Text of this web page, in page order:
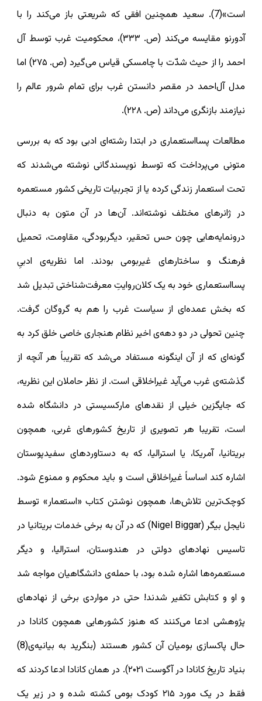
است»(7). سعید همچنین افقی که شریعتی باز می‌کند را با
آدورنو مقایسه می‌کند (ص. ۳۳۳)، محکومیت غرب توسط آل
احمد را از حیث شدّت با چامسکی قیاس می‌گیرد (ص. ۲۷۵) اما
مدل آل‌احمد در مقصر دانستن غرب برای تمام شرور عالم را
نیازمند بازنگری می‌داند (ص. ۲۲۸).
مطالعات پسااستعماری در ابتدا رشته‌ای ادبی بود که به بررسی
متونی می‌پرداخت که توسط نویسندگانی نوشته می‌شدند که
تحت استعمار زندگی کرده‌ یا از تجربیات تاریخی کشور مستعمره
در ژانرهای مختلف نوشته‌اند. آن‌ها در آن متون به دنبال
درونمایه‌هایی چون حس تحقیر، دیگربودگی، مقاومت، تحمیل
فرهنگ و ساختارهای غیربومی بودند. اما نظریه‌ی ادبیِ
پسااستعماری خود به یک کلان‌روایتِ معرفت‌شناختی تبدیل شد
که بخش عمده‌ای از سیاست غرب را هم به گروگان گرفت.
چنین تحولی در دو دهه‌ی اخیر نظام هنجاری خاصی خلق کرد به
گونه‌ای که از آن اینگونه مستفاد می‌شد که تقریباً هر آنچه از
گذشته‌ی غرب می‌آید غیراخلاقی است. از نظر حاملان این نظریه،
که جایگزین خیلی از نقدهای مارکسیستی در دانشگاه شده‌
است، تقریبا هر تصویری از تاریخ کشورهای غربی، همچون
بریتانیا، آمریکا، یا استرالیا، که به دستاوردهای سفیدپوستان
اشاره کند اساساً غیراخلاقی است و باید محکوم و ممنوع شود.
کوچک‌ترین تلاش‌ها، همچون نوشتن کتاب «استعمار» توسط
نایجل بیگر (Nigel Biggar) که در آن به برخی خدمات بریتانیا در
تاسیس نهادهای دولتی در هندوستان، استرالیا، و دیگر
مستعمره‌ها اشاره شده بود، با حمله‌ی دانشگاهیان مواجه شد
و او و کتابش تکفیر شدند! حتی در مواردی برخی از نهادهای
پژوهشی ادعا می‌کنند که هنوز کشورهایی همچون کانادا در
حال پاکسازی بومیان آن کشور هستند (بنگرید به بیانیه‌ی(8)
بنیاد تاریخ کانادا در آگوست ۲۰۲۱). در همان کانادا ادعا کردند که
فقط در یک مورد ۲۱۵ کودک بومی کشته شده و در زیر یک